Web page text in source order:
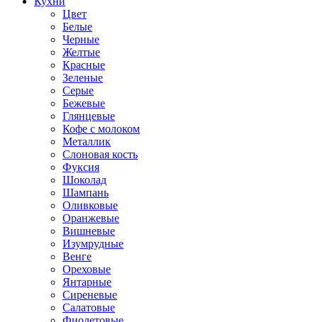
Цвет
Белые
Черные
Желтые
Красные
Зеленые
Серые
Бежевые
Глянцевые
Кофе с молоком
Металлик
Слоновая кость
Фуксия
Шоколад
Шампань
Оливковые
Оранжевые
Вишневые
Изумрудные
Венге
Ореховые
Янтарные
Сиреневые
Салатовые